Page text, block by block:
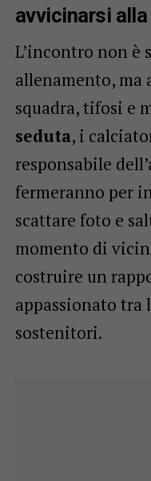
avvicinarsi
L’incontro non è
allenamento,
squadra, tifosi e
seduta, i
responsabile
fermeranno per
scattare foto e
momento di
costruire un
appassionato tra
sostenitori.